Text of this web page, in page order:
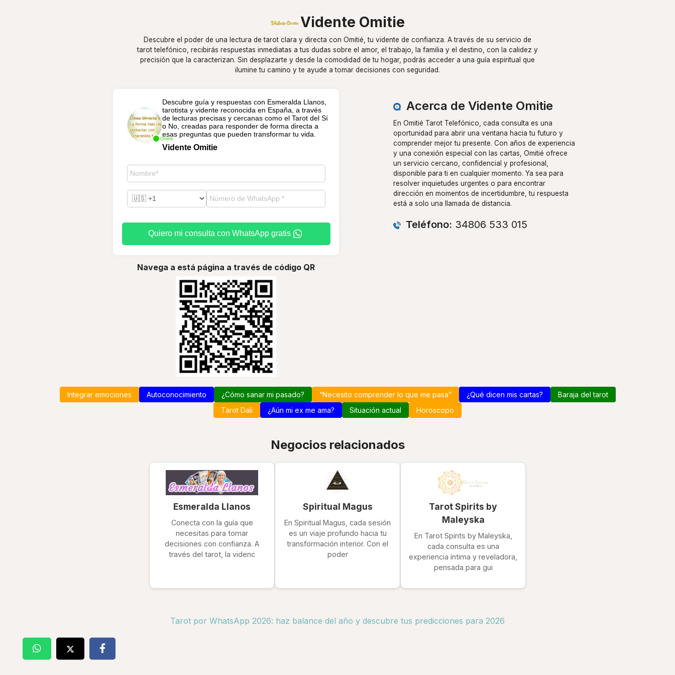
Vidente Omitie
Descubre el poder de una lectura de tarot clara y directa con Omitié, tu vidente de confianza. A través de su servicio de
tarot telefónico, recibirás respuestas inmediatas a tus dudas sobre el amor, el trabajo, la familia y el destino, con la calidez y
precisión que la caracterizan. Sin desplazarte y desde la comodidad de tu hogar, podrás acceder a una guía espiritual que
ilumine tu camino y te ayude a tomar decisiones con seguridad.
Online
Descubre guía y respuestas con Esmeralda Llanos,
tarotista y vidente reconocida en España, a través
de lecturas precisas y cercanas como el Tarot del Sí
o No, creadas para responder de forma directa a
esas preguntas que pueden transformar tu vida.
Vidente Omitie
Quiero mi consulta con WhatsApp gratis
Navega a está página a través de código QR
Acerca de Vidente Omitie
En Omitié Tarot Telefónico, cada consulta es una
oportunidad para abrir una ventana hacia tu futuro y
comprender mejor tu presente. Con años de experiencia
y una conexión especial con las cartas, Omitié ofrece
un servicio cercano, confidencial y profesional,
disponible para ti en cualquier momento. Ya sea para
resolver inquietudes urgentes o para encontrar
dirección en momentos de incertidumbre, tu respuesta
está a solo una llamada de distancia.
Teléfono: 34806 533 015
Integrar emociones Autoconocimiento ¿Cómo sanar mi pasado? “Necesito comprender lo que me pasa” ¿Qué dicen mis cartas?
Baraja del tarot
Tarot Dali
¿Aún mi ex me ama? Situación actual Horoscopo
Negocios relacionados
Esmeralda Llanos
Conecta con la guía que
necesitas para tomar
decisiones con confianza. A
través del tarot, la videnc
Spiritual Magus
En Spiritual Magus, cada sesión
es un viaje profundo hacia tu
transformación interior. Con el
poder
Tarot Spirits by
Maleyska
En Tarot Spirits by Maleyska,
cada consulta es una
experiencia íntima y reveladora,
pensada para gui
Tarot por WhatsApp 2026: haz balance del año y descubre tus predicciones para 2026